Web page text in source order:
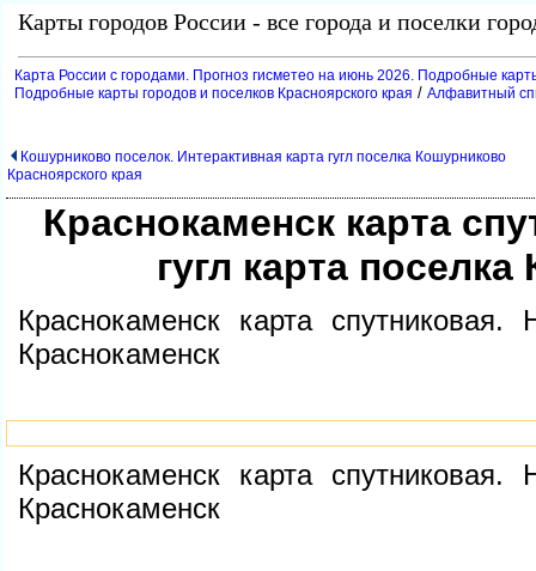
Карты городов России - все города и поселки
Карта России с городами. Прогноз гисметео на июнь 2026. Подробные
Подробные карты городов и поселков Красноярского края / Алфавитный
Кошурниково поселок. Интерактивная карта гугл поселка Кошурниково
Красноярского края
Краснокаменск карта
угл карта поселка
Краснокаменск карта спутниковая.
Краснокаменск
Краснокаменск карта спутниковая.
Краснокаменск